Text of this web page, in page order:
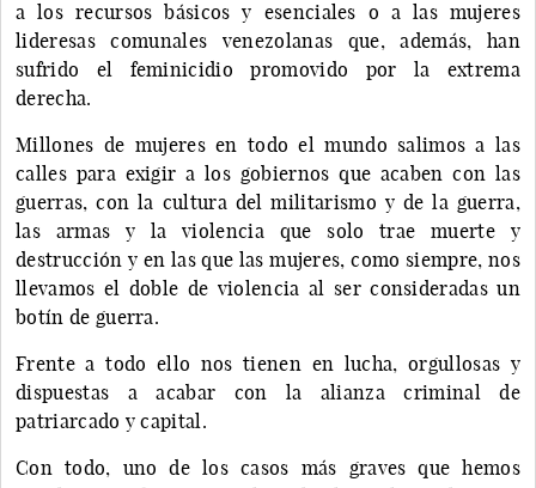
a los recursos básicos y esenciales o a las mujeres
lideresas comunales venezolanas que, además, han
sufrido el feminicidio promovido por la extrema
derecha.
Millones de mujeres en todo el mundo salimos a las
calles para exigir a los gobiernos que acaben con las
guerras, con la cultura del militarismo y de la guerra,
las armas y la violencia que solo trae muerte y
destrucción y en las que las mujeres, como siempre, nos
llevamos el doble de violencia al ser consideradas un
botín de guerra.
Frente a todo ello nos tienen en lucha, orgullosas y
dispuestas a acabar con la alianza criminal de
patriarcado y capital.
Con todo, uno de los casos más graves que hemos